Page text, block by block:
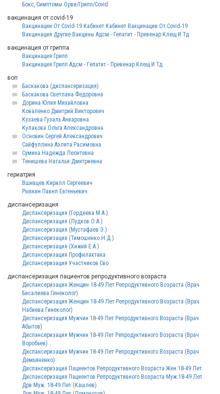
Бокс, Симптомы Орви/Грипп/Covid
вакцинация от covid-19
Вакцинации От Covid-19 Кабинет Кабинет Вакцинации От Covid-19
Вакцинация Другие Вакцины Адсм - Гепатит - Превенар Клещ И Тд
вакцинация от гриппа
Вакцинация Грипп
Вакцинация Грипп Адсм - Гепатит - Превенар Клещ И Тд
воп
Баскакова (диспансеризация)
Баскакова Светлана Федоровна
Дорина Юлия Михайловна
Коваленко Дмитрий Викторович
Кузаева Гузаль Анваровна
Кулакова Ольга Александровна
Основин Сергей Александрович
Сайфуллина Аэлита Расимовна
Сумина Надежда Леонтевна
Тенишева Наталья Дмитриевна
гериатрия
Вшивцев Кирилл Сергеевич
Рывкин Павел Евгеньевич
диспансеризация
Диспансеризация (Гордеева М.А.)
Диспансеризация (Лудков О.А.)
Диспансеризация (Мустафаев Э.)
Диспансеризация (Тимошенко Н.Д.)
Диспансеризация (Хижий Е.А.)
Диспансеризация Профилактика
Диспансеризация Участников Сво
диспансеризация пациентов репродуктивного возраста
Диспансеризация Женщин 18-49 Лет Репродуктивного Возраста (Врач
Бисалиева Гинеколог)
Диспансеризация Женщин 18-49 Лет Репродуктивного Возраста (Врач
Набиева Гинеколог)
Диспансеризация Мужчин 18-49 Лет Репродуктивного Возраста (Врач
Абытов)
Диспансеризация Мужчин 18-49 Лет Репродуктивного Возраста (Врач
Воробьев)
Диспансеризация Мужчин 18-49 Лет Репродуктивного Возраста (Врач
Демьяненко)
Диспансеризация Пациентов Репродуктивного Возраста Жен.18-49 Лет
Диспансеризация Пациентов Репродуктивного Возраста Муж.18-49 Лет
Дрв Муж. 18-49 Лет (Кашлев)